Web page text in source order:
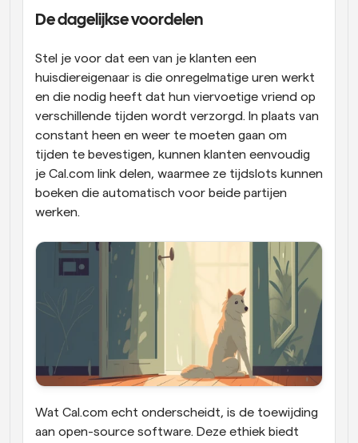
De dagelijkse voordelen
Stel je voor dat een van je klanten een
huisdiereigenaar is die onregelmatige uren werkt
en die nodig heeft dat hun viervoetige vriend op
verschillende tijden wordt verzorgd. In plaats van
constant heen en weer te moeten gaan om
tijden te bevestigen, kunnen klanten eenvoudig
je Cal.com link delen, waarmee ze tijdslots kunnen
boeken die automatisch voor beide partijen
werken.
Wat Cal.com echt onderscheidt, is de toewijding
aan open-source software. Deze ethiek biedt